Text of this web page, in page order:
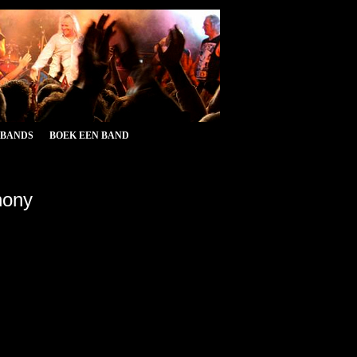
BOEK EEN BAND